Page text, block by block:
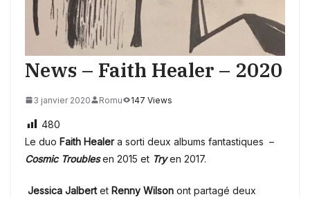
News – Faith Healer – 2020
3 janvier 2020 Romu 147 Views
480
Le duo Faith Healera sorti deux albums fantastiques –
Cosmic Troublesen 2015 et Tryen 2017.
Jessica Jalbertet Renny Wilson ont partagé deux